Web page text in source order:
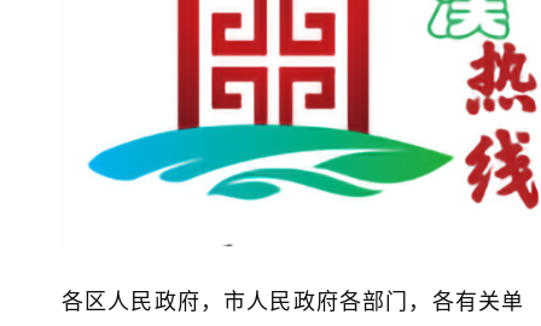
各区人民政府，市人民政府各部门，各有关单